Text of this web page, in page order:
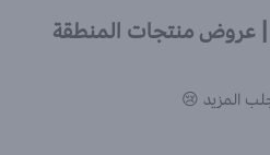
| عروض منتجات المنطقة
المزيد 😢